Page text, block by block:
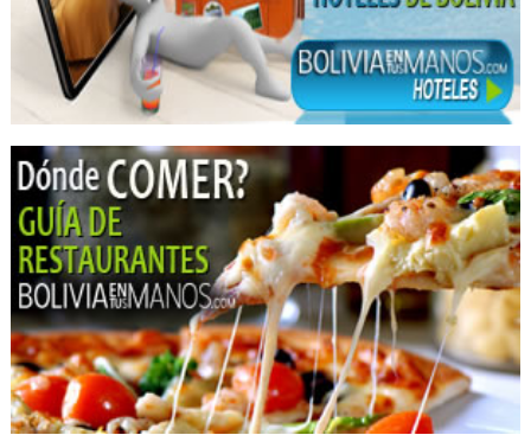
Maquillaje
Cirugía general
Hostales
Abogados laboralistas
Abogados penalistas
Seguridad Bancaria
Seguridad Financiera
Consultores Financieros
Calefones a Gas
Construcción Civil
Instalaciones de gas
Instalación de gas natural